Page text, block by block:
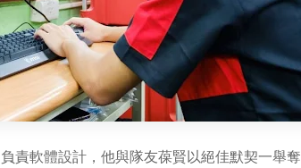
責軟體設計，他與隊友葆賢以絕佳默契一舉